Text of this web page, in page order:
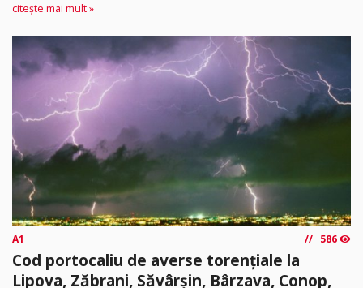
citește mai mult »
A1 586
Cod portocaliu de averse torențiale la
Lipova, Zăbrani, Săvârșin, Bârzava, Conop,